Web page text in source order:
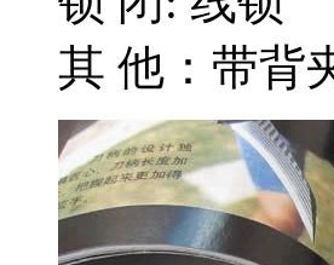
其 他：带背